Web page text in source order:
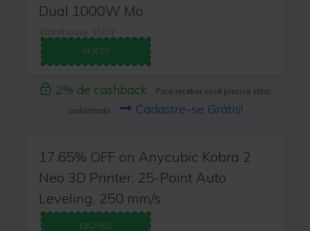
Dual 1000W Mo
Warehouse: EUDF
6KJEC5
2% de cashback
Para receber você precisa estar
cadastrado
Cadastre-se Grátis!
17.65% OFF on Anycubic Kobra 2
Neo 3D Printer, 25-Point Auto
Leveling, 250 mm/s
KB2NEO